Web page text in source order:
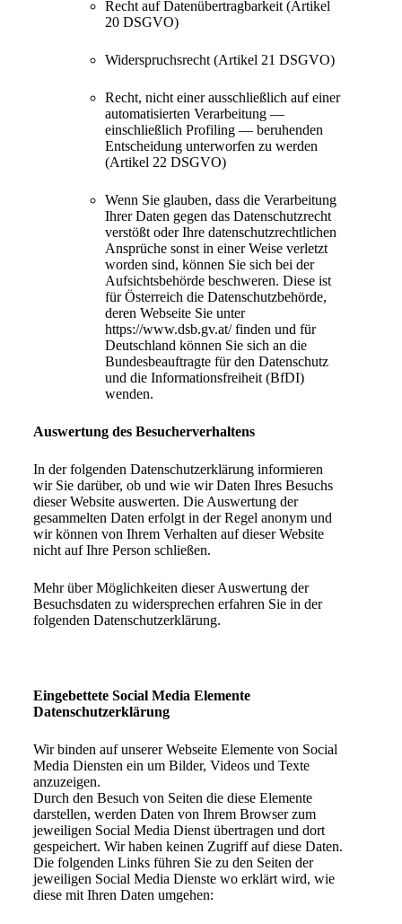
Recht auf Datenübertragbarkeit (Artikel
20 DSGVO)
Widerspruchsrecht (Artikel 21 DSGVO)
Recht, nicht einer ausschließlich auf einer
automatisierten Verarbeitung —
einschließlich Profiling — beruhenden
Entscheidung unterworfen zu werden
(Artikel 22 DSGVO)
Wenn Sie glauben, dass die Verarbeitung
Ihrer Daten gegen das Datenschutzrecht
verstößt oder Ihre datenschutzrechtlichen
Ansprüche sonst in einer Weise verletzt
worden sind, können Sie sich bei der
Aufsichtsbehörde beschweren. Diese ist
für Österreich die Datenschutzbehörde,
deren Webseite Sie unter
https://www.dsb.gv.at/ finden und für
Deutschland können Sie sich an die
Bundesbeauftragte für den Datenschutz
und die Informationsfreiheit (BfDI)
wenden.
Auswertung des Besucherverhaltens
In der folgenden Datenschutzerklärung informieren
wir Sie darüber, ob und wie wir Daten Ihres Besuchs
dieser Website auswerten. Die Auswertung der
gesammelten Daten erfolgt in der Regel anonym und
wir können von Ihrem Verhalten auf dieser Website
nicht auf Ihre Person schließen.
Mehr über Möglichkeiten dieser Auswertung der
Besuchsdaten zu widersprechen erfahren Sie in der
folgenden Datenschutzerklärung.
Eingebettete Social Media Elemente
Datenschutzerklärung
Wir binden auf unserer Webseite Elemente von Social
Media Diensten ein um Bilder, Videos und Texte
anzuzeigen.
Durch den Besuch von Seiten die diese Elemente
darstellen, werden Daten von Ihrem Browser zum
jeweiligen Social Media Dienst übertragen und dort
gespeichert. Wir haben keinen Zugriff auf diese Daten.
Die folgenden Links führen Sie zu den Seiten der
jeweiligen Social Media Dienste wo erklärt wird, wie
diese mit Ihren Daten umgehen: